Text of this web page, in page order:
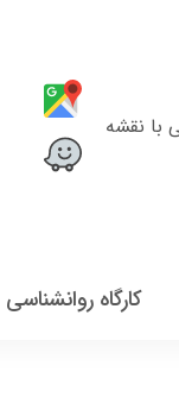
با نقشه
کارگاه روانشناسی